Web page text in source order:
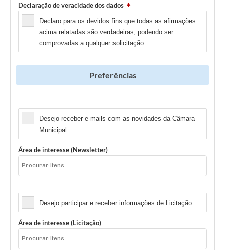
Declaração de veracidade dos dados
Declaro para os devidos fins que todas as afirmações
acima relatadas são verdadeiras, podendo ser
comprovadas a qualquer solicitação.
Preferências
Desejo receber e-mails com as novidades da Câmara
Municipal .
Área de interesse (Newsletter)
Desejo participar e receber informações de Licitação.
Área de interesse (Licitação)